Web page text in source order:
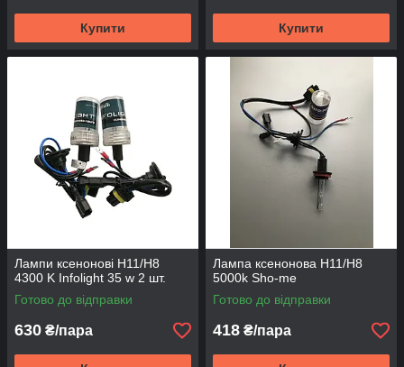
Купити Купити
Лампи ксенонові H11/H8
4300 K Infolight 35 w 2 шт.
Готово до відправки
630 ₴/пара
Лампа ксенонова H11/H8
5000k Sho-me
Готово до відправки
418 ₴/пара